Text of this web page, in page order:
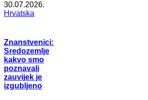
30.07.2026.
Hrvatska
Znanstvenici:
Sredozemlje
kakvo smo
poznavali
zauvijek je
izgubljeno